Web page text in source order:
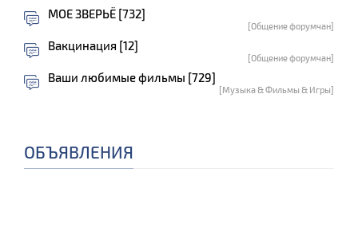
МОЕ ЗВЕРЬЁ [732]
[Общение форумчан]
Вакцинация [12]
[Общение форумчан]
Ваши любимые фильмы [729]
[Музыка & Фильмы & Игры]
ОБЪЯВЛЕНИЯ